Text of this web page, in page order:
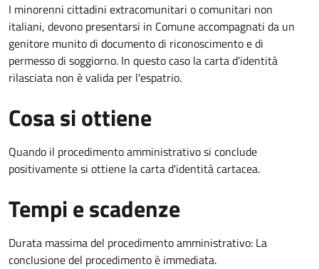
I minorenni cittadini extracomunitari o comunitari non
italiani, devono presentarsi in Comune accompagnati da un
genitore munito di documento di riconoscimento e di
permesso di soggiorno. In questo caso la carta d'identità
rilasciata non è valida per l'espatrio.
Cosa si ottiene
Quando il procedimento amministrativo si conclude
positivamente si ottiene la carta d'identità cartacea.
Tempi e scadenze
Durata massima del procedimento amministrativo: La
conclusione del procedimento è immediata.